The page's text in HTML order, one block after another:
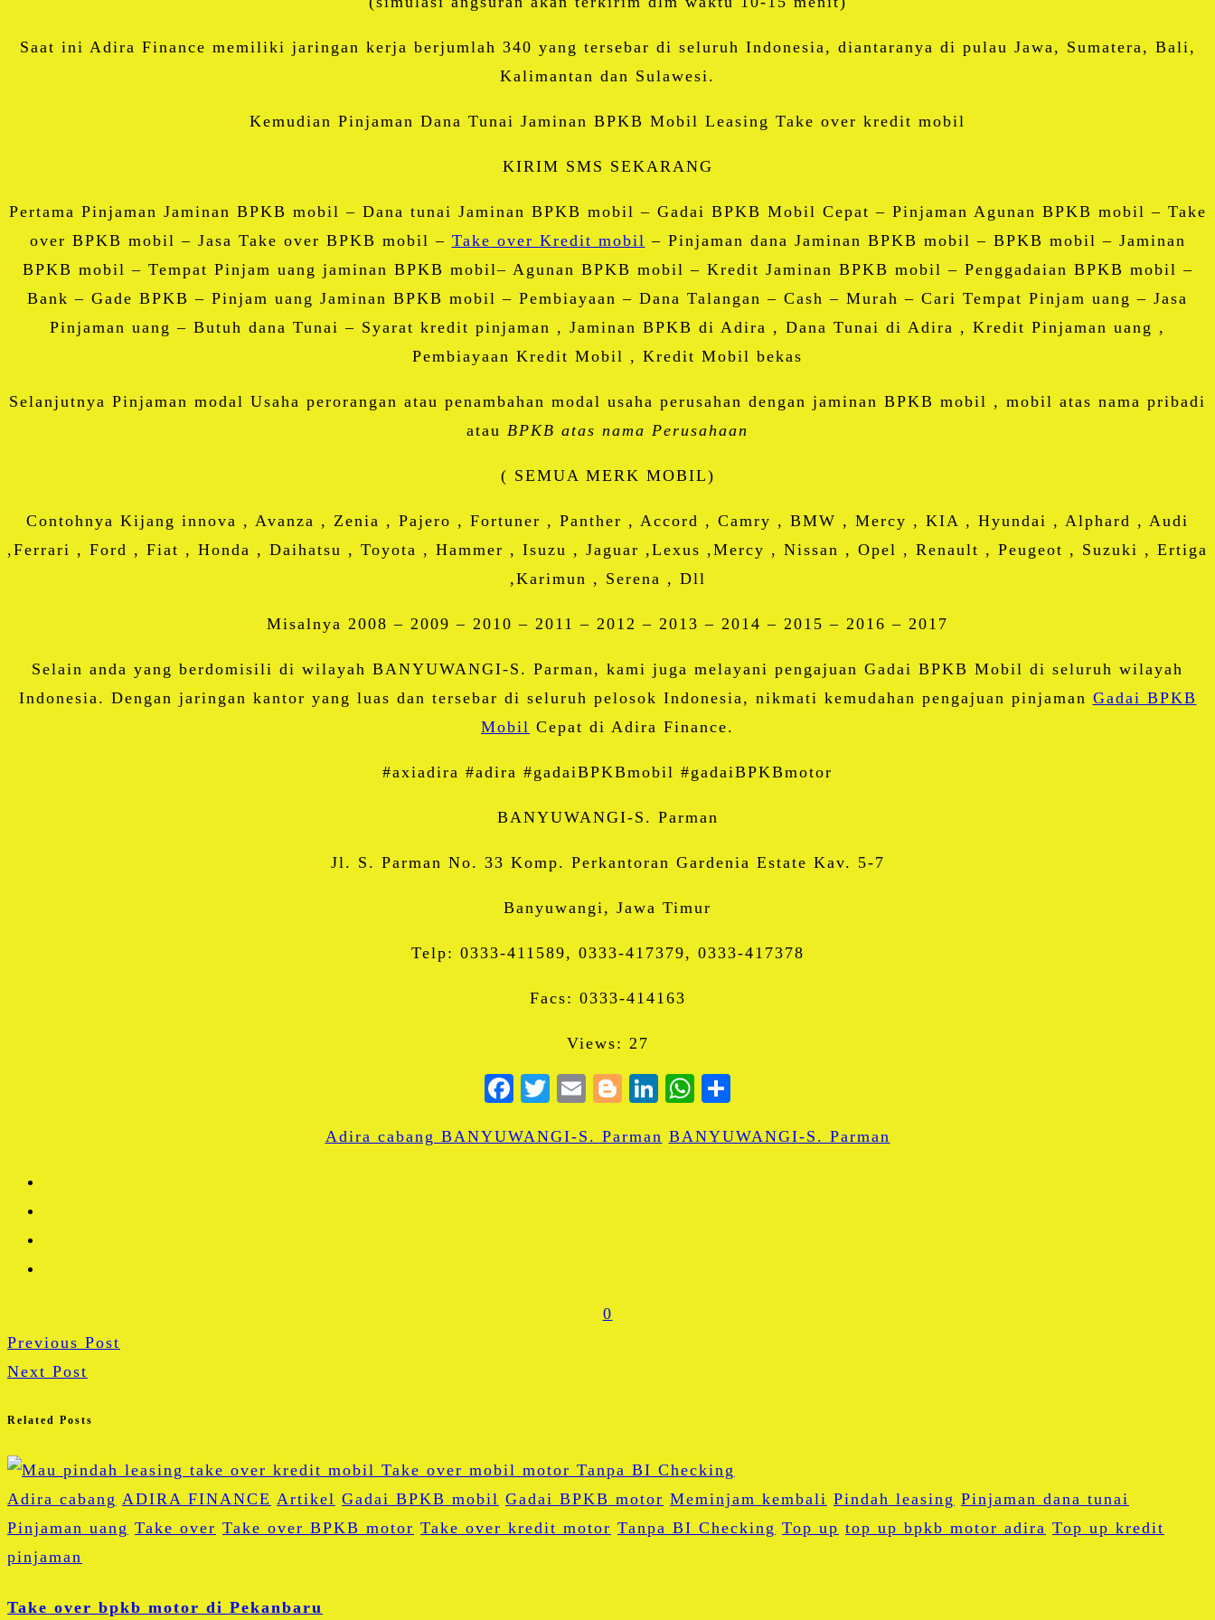
Saat ini Adira Finance memiliki jaringan kerja berjumlah 340 yang tersebar di seluruh Indonesia, diantaranya di pulau Jawa, Sumatera, Bali,
Kalimantan dan Sulawesi.
Kemudian Pinjaman Dana Tunai Jaminan BPKB Mobil Leasing Take over kredit mobil
KIRIM SMS SEKARANG
Pertama Pinjaman Jaminan BPKB mobil – Dana tunai Jaminan BPKB mobil – Gadai BPKB Mobil Cepat – Pinjaman Agunan BPKB mobil – Take
over BPKB mobil – Jasa Take over BPKB mobil – Take over Kredit mobil – Pinjaman dana Jaminan BPKB mobil – BPKB mobil – Jaminan
BPKB mobil – Tempat Pinjam uang jaminan BPKB mobil– Agunan BPKB mobil – Kredit Jaminan BPKB mobil – Penggadaian BPKB mobil –
Bank – Gade BPKB – Pinjam uang Jaminan BPKB mobil – Pembiayaan – Dana Talangan – Cash – Murah – Cari Tempat Pinjam uang – Jasa
Pinjaman uang – Butuh dana Tunai – Syarat kredit pinjaman , Jaminan BPKB di Adira , Dana Tunai di Adira , Kredit Pinjaman uang ,
Pembiayaan Kredit Mobil , Kredit Mobil bekas
Selanjutnya Pinjaman modal Usaha perorangan atau penambahan modal usaha perusahan dengan jaminan BPKB mobil , mobil atas nama pribadi
atau BPKB atas nama Perusahaan
( SEMUA MERK MOBIL)
Contohnya Kijang innova , Avanza , Zenia , Pajero , Fortuner , Panther , Accord , Camry , BMW , Mercy , KIA , Hyundai , Alphard , Audi
,Ferrari , Ford , Fiat , Honda , Daihatsu , Toyota , Hammer , Isuzu , Jaguar ,Lexus ,Mercy , Nissan , Opel , Renault , Peugeot , Suzuki , Ertiga
,Karimun , Serena , Dll
Misalnya 2008 – 2009 – 2010 – 2011 – 2012 – 2013 – 2014 – 2015 – 2016 – 2017
Selain anda yang berdomisili di wilayah BANYUWANGI-S. Parman, kami juga melayani pengajuan Gadai BPKB Mobil di seluruh wilayah
Indonesia. Dengan jaringan kantor yang luas dan tersebar di seluruh pelosok Indonesia, nikmati kemudahan pengajuan pinjaman Gadai BPKB
Mobil Cepat di Adira Finance.
#axiadira #adira #gadaiBPKBmobil #gadaiBPKBmotor
BANYUWANGI-S. Parman
Jl. S. Parman No. 33 Komp. Perkantoran Gardenia Estate Kav. 5-7
Banyuwangi, Jawa Timur
Telp: 0333-411589, 0333-417379, 0333-417378
Facs: 0333-414163
Views: 27
Facebook
Twitter
EmailBlogger
LinkedIn
WhatsApp
Adira cabang BANYUWANGI-S. Parman BANYUWANGI-S. Parman
0
Previous Post
Next Post
Related Posts
Adira cabang ADIRA FINANCE Artikel Gadai BPKB mobil Gadai BPKB motor Meminjam kembali Pindah leasing Pinjaman dana tunai
Pinjaman uang Take over Take over BPKB motor Take over kredit motor Tanpa BI Checking Top up top up bpkb motor adira Top up kredit
pinjaman
Take over bpkb motor di Pekanbaru